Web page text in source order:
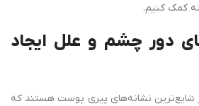
کمک کنیم.
دور چشم و علل ایجاد
نشانه‌های پیری پوست هستند که